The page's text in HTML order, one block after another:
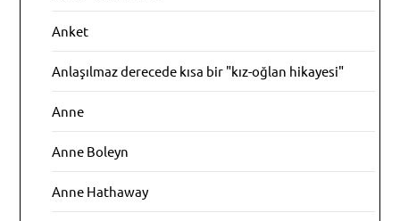
Anket
Anlaşılmaz derecede kısa bir "kız-oğlan hikayesi"
Anne
Anne Boleyn
Anne Hathaway